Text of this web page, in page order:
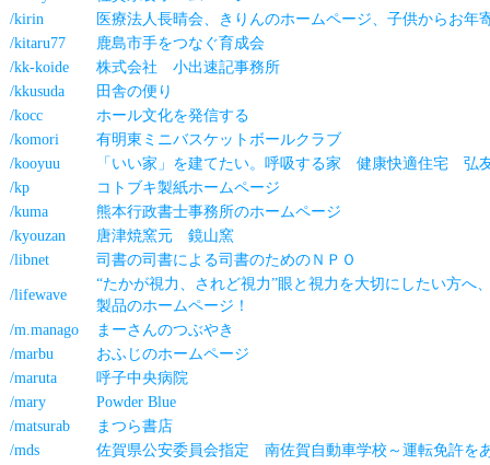
/kirin
医療法人長晴会、きりんのホームページ、子供からお年
/kitaru77
鹿島市手をつなぐ育成会
/kk-koide
株式会社 小出速記事務所
/kkusuda
田舎の便り
/kocc
ホール文化を発信する
/komori
有明東ミニバスケットボールクラブ
/kooyuu
「いい家」を建てたい。呼吸する家 健康快適住宅 弘
/kp
コトブキ製紙ホームページ
/kuma
熊本行政書士事務所のホームページ
/kyouzan
唐津焼窯元 鏡山窯
/libnet
司書の司書による司書のためのＮＰＯ
/lifewave
“たかが視力、されど視力”眼と視力を大切にしたい方へ
製品のホームページ！
/m.manago
まーさんのつぶやき
/marbu
おふじのホームページ
/maruta
呼子中央病院
/mary
Powder Blue
/matsurab
まつら書店
/mds
佐賀県公安委員会指定 南佐賀自動車学校～運転免許を